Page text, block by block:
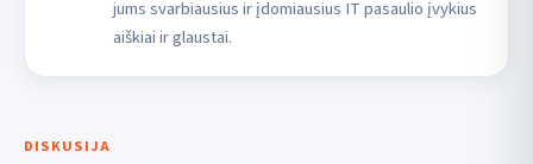
jums svarbiausius ir įdomiausius IT pasaulio įvykius
aiškiai ir glaustai.
DISKUSIJA